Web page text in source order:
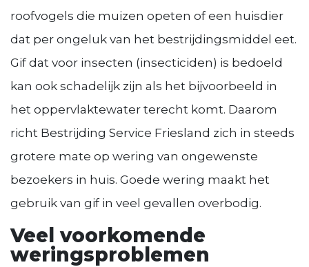
roofvogels die muizen opeten of een huisdier
dat per ongeluk van het bestrijdingsmiddel eet.
Gif dat voor insecten (insecticiden) is bedoeld
kan ook schadelijk zijn als het bijvoorbeeld in
het oppervlaktewater terecht komt. Daarom
richt Bestrijding Service Friesland zich in steeds
grotere mate op wering van ongewenste
bezoekers in huis. Goede wering maakt het
gebruik van gif in veel gevallen overbodig.
Veel voorkomende
weringsproblemen